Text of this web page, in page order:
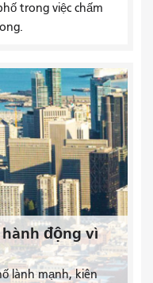
trong việc chấm
động vì
lành mạnh, kiên